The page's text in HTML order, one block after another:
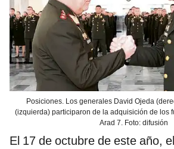
Posiciones. Los generales David Ojeda
(izquierda) participaron de la adquisición de los
Arad 7. Foto: difusión
El 17 de octubre de este año, el